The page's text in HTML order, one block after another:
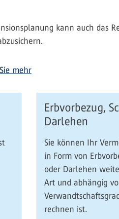
kann auch das
mehr
Erbvorbezug,
Darlehen
Sie können Ihr
in Form von
oder Darlehen
Art und abhängig
rechnen ist.